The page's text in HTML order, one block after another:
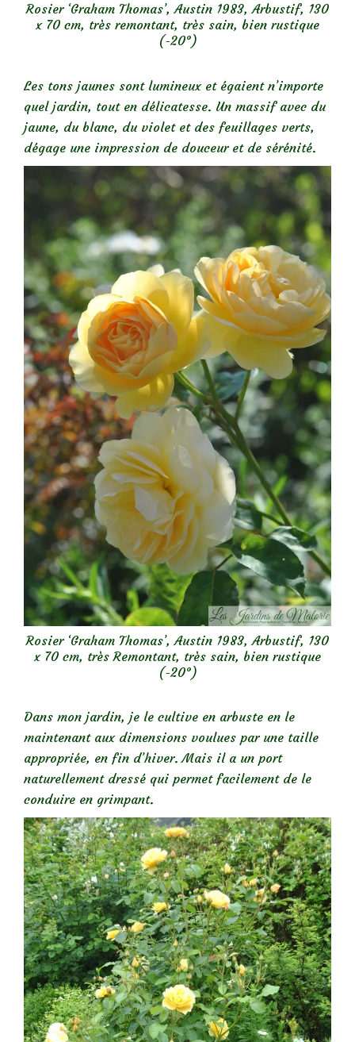
Rosier ‘Graham Thomas’, Austin 1983, Arbustif, 130
x 70 cm, très remontant, très sain, bien rustique
(-20°)
Les tons jaunes sont lumineux et égaient n’importe
quel jardin, tout en délicatesse. Un massif avec du
jaune, du blanc, du violet et des feuillages verts,
dégage une impression de douceur et de sérénité.
Rosier ‘Graham Thomas’, Austin 1983, Arbustif, 130
x 70 cm, très Remontant, très sain, bien rustique
(-20°)
Dans mon jardin, je le cultive en arbuste en le
maintenant aux dimensions voulues par une taille
appropriée, en fin d’hiver. Mais il a un port
naturellement dressé qui permet facilement de le
conduire en grimpant.